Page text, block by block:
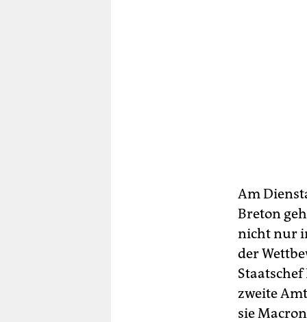
Am
Breton
nicht nur
der
zweite
sie